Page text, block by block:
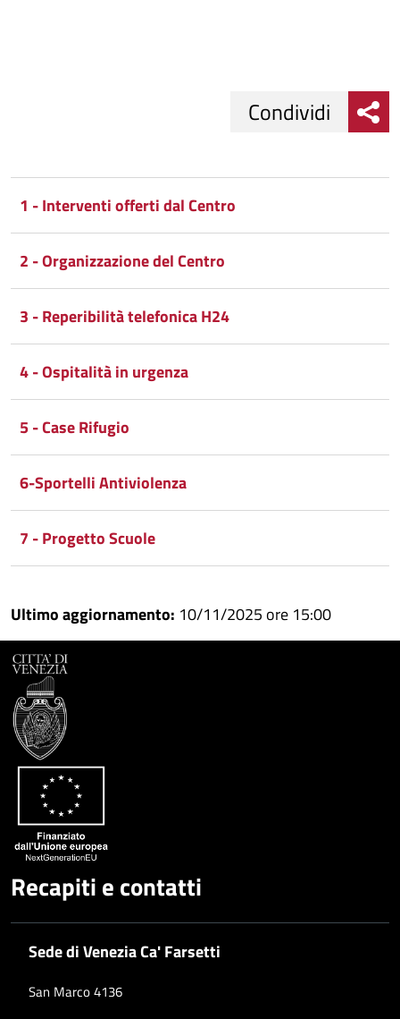
Facebook
su
Twitter
Condividi
su
Condividi
Condividi
1 - Interventi offerti dal Centro
2 - Organizzazione del Centro
3 - Reperibilità telefonica H24
4 - Ospitalità in urgenza
5 - Case Rifugio
6-Sportelli Antiviolenza
7 - Progetto Scuole
Ultimo aggiornamento: 10/11/2025 ore 15:00
Recapiti e contatti
Sede di Venezia Ca' Farsetti
San Marco 4136